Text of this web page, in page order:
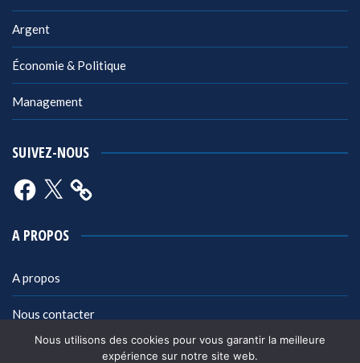
Argent
Économie & Politique
Management
SUIVEZ-NOUS
Facebook
X
A PROPOS
A propos
Nous contacter
Nous utilisons des cookies pour vous garantir la meilleure
expérience sur notre site web.